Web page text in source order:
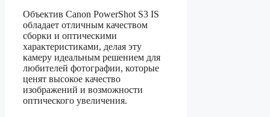
Объектив Canon PowerShot S3 IS
обладает отличным качеством
сборки и оптическими
характеристиками, делая эту
камеру идеальным решением для
любителей фотографии, которые
ценят высокое качество
изображений и возможности
оптического увеличения.